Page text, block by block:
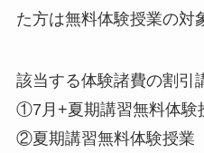
た方は無料体験授業の対
該当する体験諸費の割引
①7月+夏期講習無料体験
②夏期講習無料体験授